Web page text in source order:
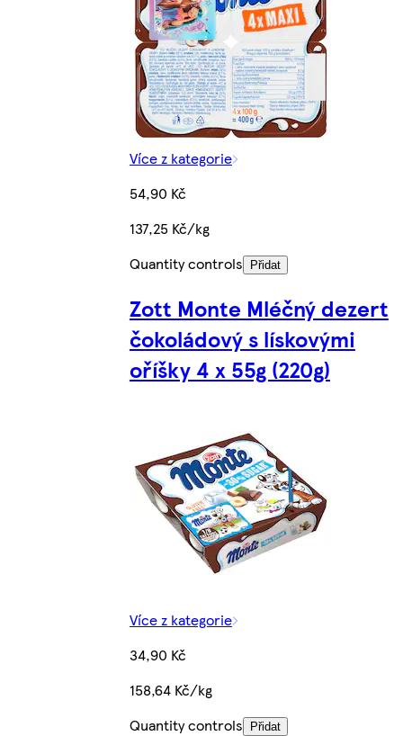
Více z kategorie
54,90 Kč
137,25 Kč/kg
Quantity controls
Přidat
Zott Monte Mléčný dezert
čokoládový s lískovými
oříšky 4 x 55g (220g)
Více z kategorie
34,90 Kč
158,64 Kč/kg
Quantity controls
Přidat